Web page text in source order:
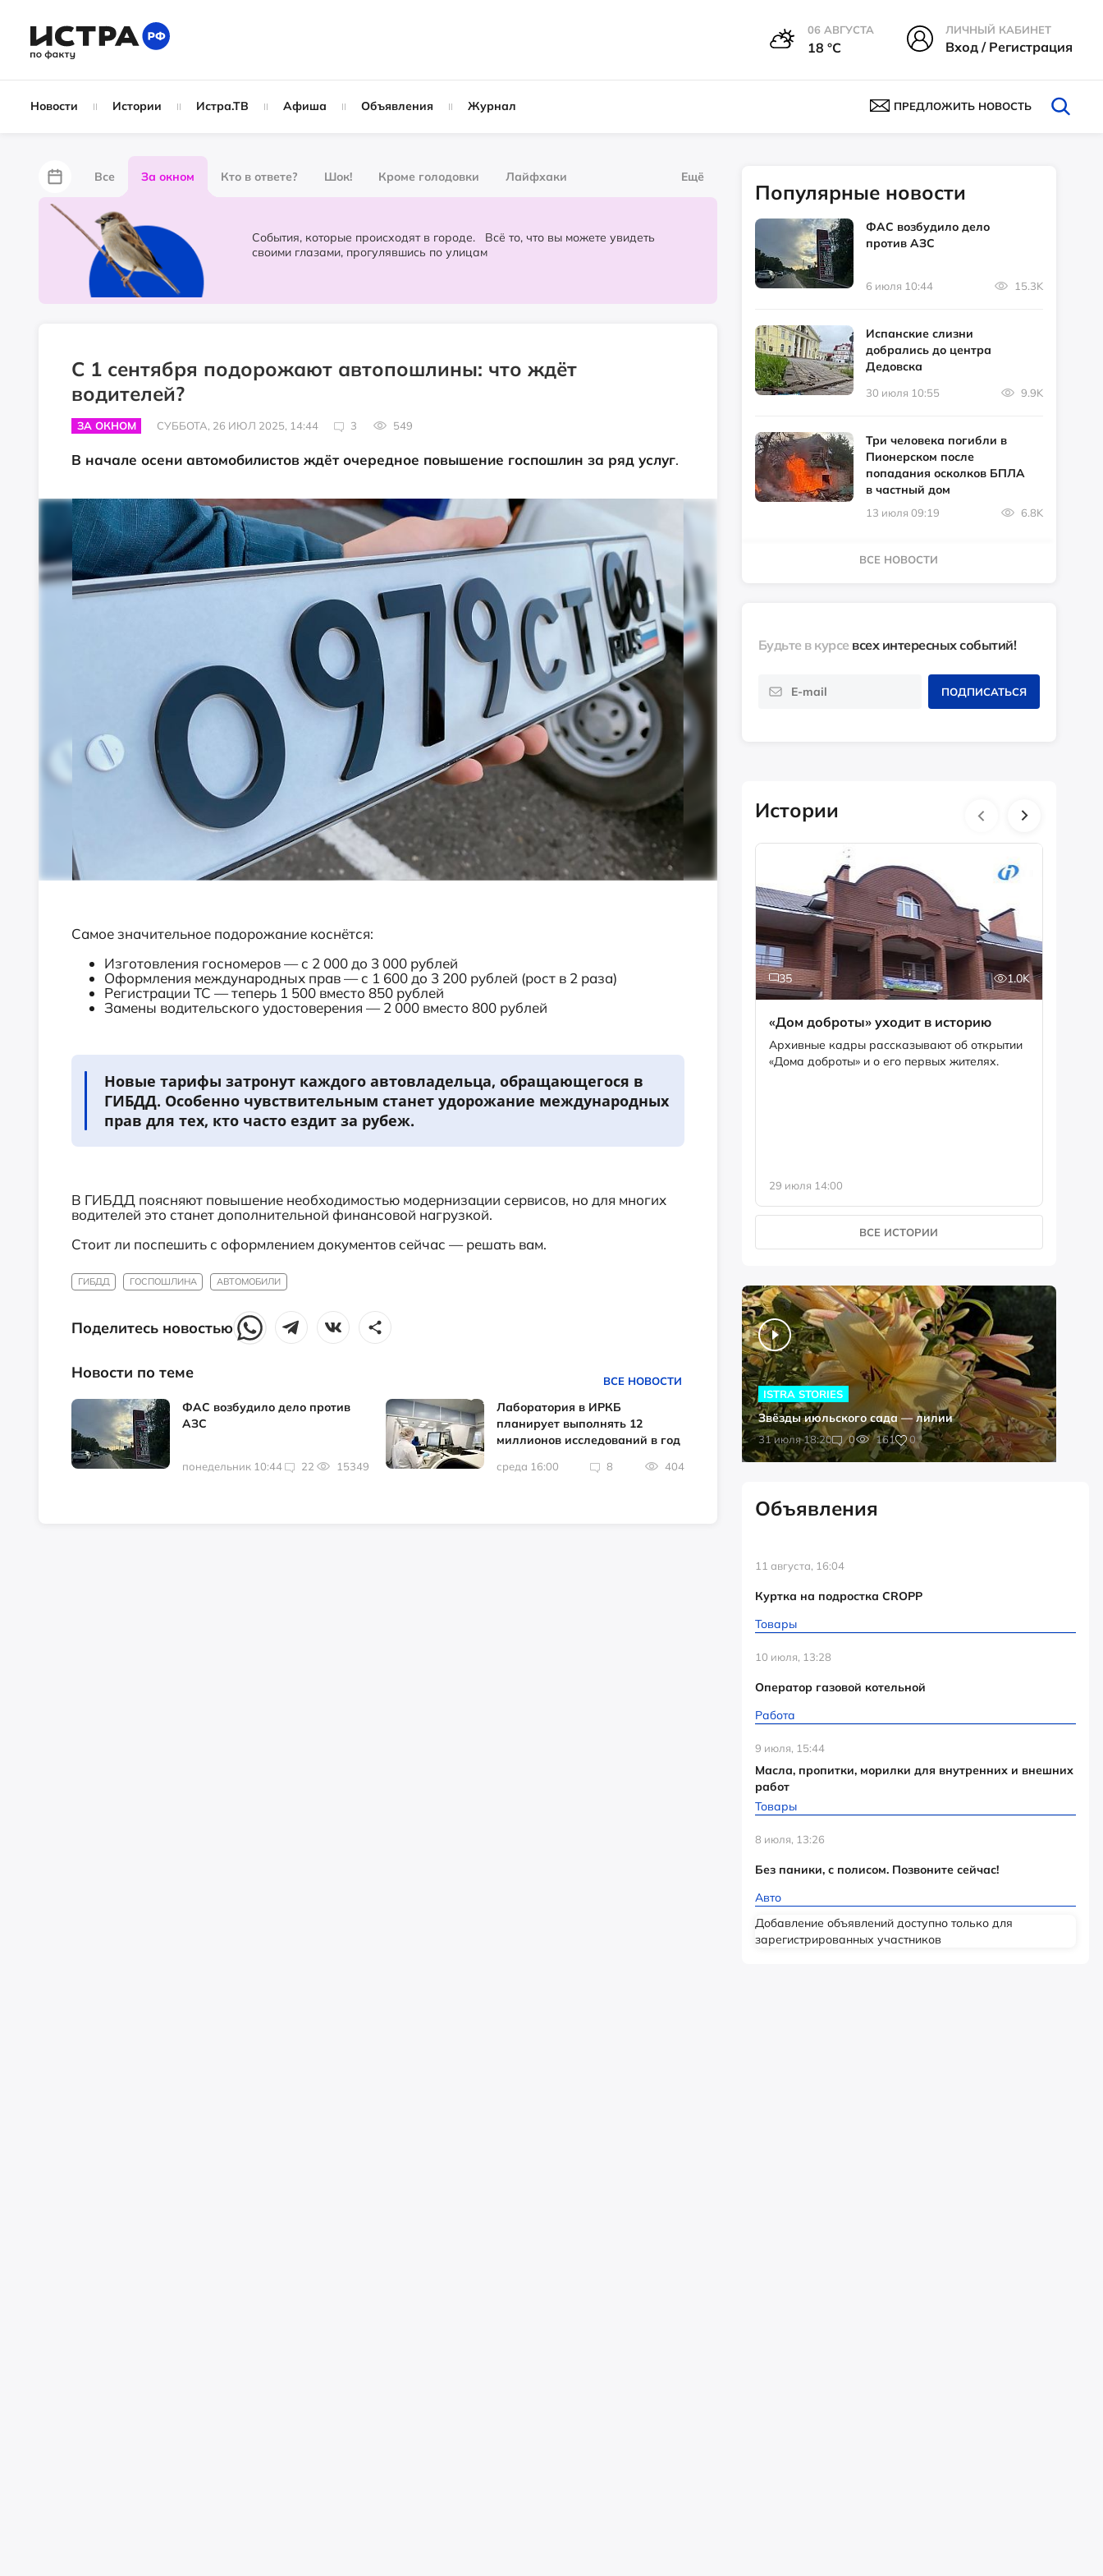
06 АВГУСТА
18 °С
ЛИЧНЫЙ КАБИНЕТ
Вход / Регистрация
Новости Истории Истра.ТВ Афиша Объявления Журнал ПРЕДЛОЖИТЬ НОВОСТЬ
Все За окном Кто в ответе? Шок! Кроме голодовки Лайфхаки
За забором
Партнёрский материал Народные новости Слухи
Ещё
События, которые происходят в городе. Всё то, что вы можете увидеть
своими глазами, прогулявшись по улицам
С 1 сентября подорожают автопошлины: что ждёт
водителей?
ЗА ОКНОМ СУББОТА, 26 ИЮЛ 2025, 14:44 3 549
В начале осени автомобилистов ждёт очередное повышение госпошлин за ряд услуг.
Самое значительное подорожание коснётся:
Изготовления госномеров — с 2 000 до 3 000 рублей
Оформления международных прав — с 1 600 до 3 200 рублей (рост в 2 раза)
Регистрации ТС — теперь 1 500 вместо 850 рублей
Замены водительского удостоверения — 2 000 вместо 800 рублей
Новые тарифы затронут каждого автовладельца, обращающегося в
ГИБДД. Особенно чувствительным станет удорожание международных
прав для тех, кто часто ездит за рубеж.
В ГИБДД поясняют повышение необходимостью модернизации сервисов, но для многих
водителей это станет дополнительной финансовой нагрузкой.
Стоит ли поспешить с оформлением документов сейчас — решать вам.
ГИБДД ГОСПОШЛИНА АВТОМОБИЛИ
Поделитесь новостью
Новости по теме ВСЕ НОВОСТИ
ФАС возбудило дело против
АЗС
понедельник 10:44 22 15349
Лаборатория в ИРКБ
планирует выполнять 12
миллионов исследований в год
среда 16:00 8 404
Популярные новости
ФАС возбудило дело
против АЗС
6 июля 10:44 15.3K
Испанские слизни
добрались до центра
Дедовска
30 июля 10:55 9.9K
Три человека погибли в
Пионерском после
попадания осколков БПЛА
в частный дом
13 июля 09:19 6.8K
ВСЕ НОВОСТИ
Будьте в курсе всех интересных событий!
ПОДПИСАТЬСЯ
Истории
35 1.0K
«Дом доброты» уходит в историю
Архивные кадры рассказывают об открытии
«Дома доброты» и о его первых жителях.
29 июля 14:00
ВСЕ ИСТОРИИ
31 июля 18:20 0 161 0
ISTRA STORIES
Звёзды июльского сада — лилии
Объявления
11 августа, 16:04
Куртка на подростка CROPP
Товары
10 июля, 13:28
Оператор газовой котельной
Работа
9 июля, 15:44
Масла, пропитки, морилки для внутренних и внешних
работ
Товары
8 июля, 13:26
Без паники, с полисом. Позвоните сейчас!
Авто
Добавление объявлений доступно только для
зарегистрированных участников